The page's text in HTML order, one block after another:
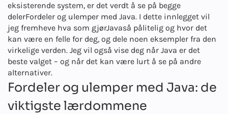
eksisterende system, er det verdt å se på begge
delerFordeler og ulemper med Java. I dette innlegget vil
jeg fremheve hva som gjørJavaså pålitelig og hvor det
kan være en felle for deg, og dele noen eksempler fra den
virkelige verden. Jeg vil også vise deg når Java er det
beste valget – og når det kan være lurt å se på andre
alternativer.
Fordeler og ulemper med Java: de
viktigste lærdommene